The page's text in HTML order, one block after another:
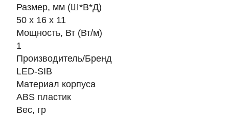
Размер, мм (Ш*В*Д)
50 x 16 x 11
Мощность, Вт (Вт/м)
1
Производитель/Бренд
LED-SIB
Материал корпуса
ABS пластик
Вес, гр